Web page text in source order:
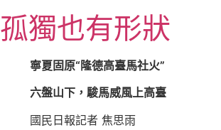
至
主
孤獨也有形狀
寧夏固原“隆德高臺馬社火”
六盤山下，駿馬威風上高臺
國民日報記者 焦思雨